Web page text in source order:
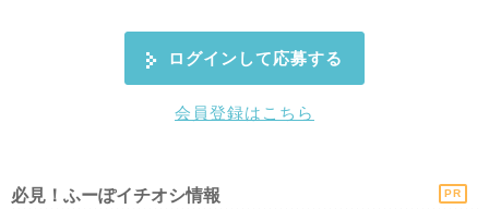
ログインして応募する
会員登録はこちら
必見！ふーぽイチオシ情報 PR